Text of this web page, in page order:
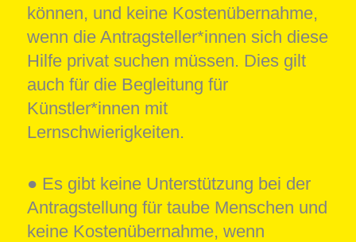
können, und keine Kostenübernahme,
wenn die Antragsteller*innen sich diese
Hilfe privat suchen müssen. Dies gilt
auch für die Begleitung für
Künstler*innen mit
Lernschwierigkeiten.
● Es gibt keine Unterstützung bei der
Antragstellung für taube Menschen und
keine Kostenübernahme, wenn